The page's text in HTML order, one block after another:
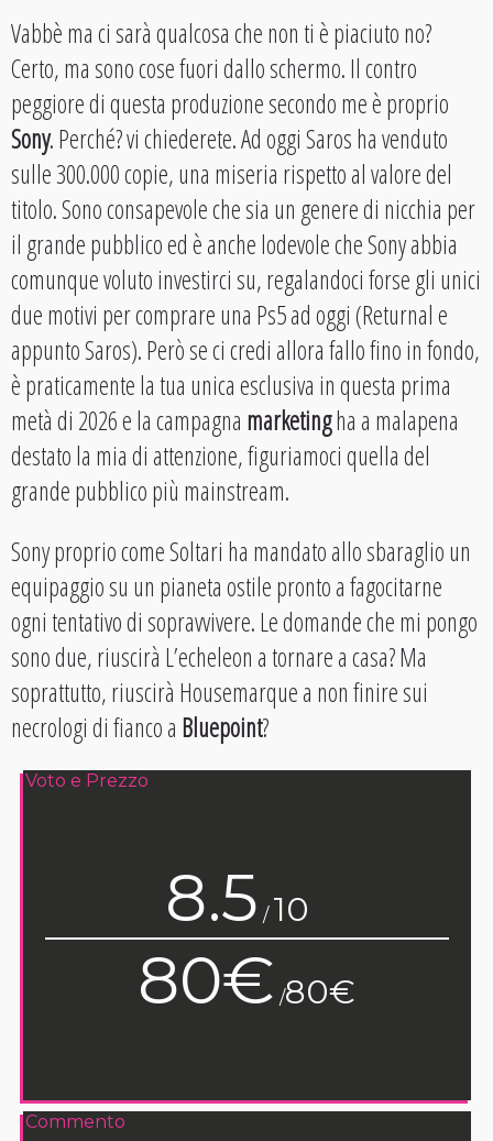
Vabbè ma ci sarà qualcosa che non ti è piaciuto no?
Certo, ma sono cose fuori dallo schermo. Il contro
peggiore di questa produzione secondo me è proprio
Sony. Perché? vi chiederete. Ad oggi Saros ha venduto
sulle 300.000 copie, una miseria rispetto al valore del
titolo. Sono consapevole che sia un genere di nicchia per
il grande pubblico ed è anche lodevole che Sony abbia
comunque voluto investirci su, regalandoci forse gli unici
due motivi per comprare una Ps5 ad oggi (Returnal e
appunto Saros). Però se ci credi allora fallo fino in fondo,
è praticamente la tua unica esclusiva in questa prima
metà di 2026 e la campagna marketingha a malapena
destato la mia di attenzione, figuriamoci quella del
grande pubblico più mainstream.
Sony proprio come Soltari ha mandato allo sbaraglio un
equipaggio su un pianeta ostile pronto a fagocitarne
ogni tentativo di sopravvivere. Le domande che mi pongo
sono due, riuscirà L’echeleon a tornare a casa? Ma
soprattutto, riuscirà Housemarque a non finire sui
necrologi di fianco a Bluepoint?
Voto e Prezzo
8.5 / 10
80€ /80€
Commento